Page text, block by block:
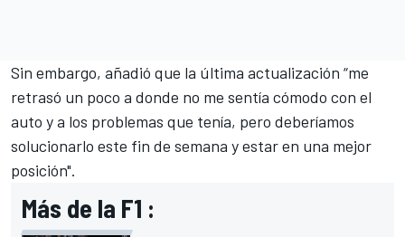
Sin embargo, añadió que la última actualización “me
retrasó un poco a donde no me sentía cómodo con el
auto y a los problemas que tenía, pero deberíamos
solucionarlo este fin de semana y estar en una mejor
posición".
Más de la F1 :